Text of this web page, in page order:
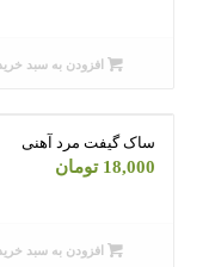
افزودن به سبد
ساک گیفت مرد آهنی
18,000 تومان
افزودن به سبد